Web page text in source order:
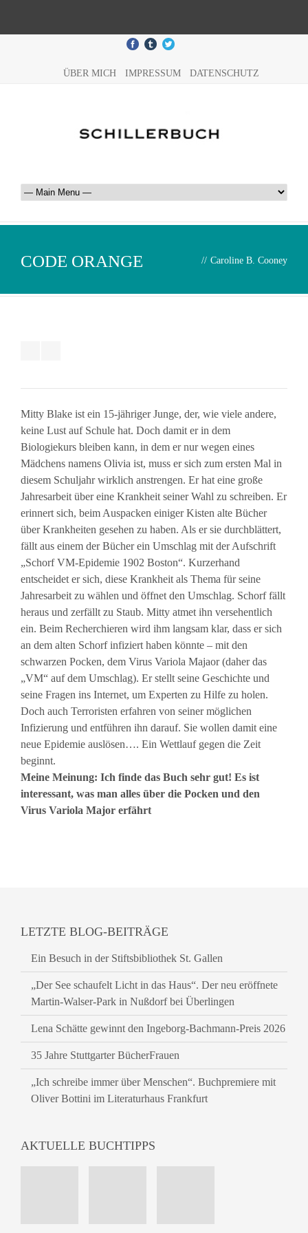
ÜBER MICH IMPRESSUM DATENSCHUTZ
CODE ORANGE // Caroline B. Cooney
Mitty Blake ist ein 15-jähriger Junge, der, wie viele andere,
keine Lust auf Schule hat. Doch damit er in dem
Biologiekurs bleiben kann, in dem er nur wegen eines
Mädchens namens Olivia ist, muss er sich zum ersten Mal in
diesem Schuljahr wirklich anstrengen. Er hat eine große
Jahresarbeit über eine Krankheit seiner Wahl zu schreiben. Er
erinnert sich, beim Auspacken einiger Kisten alte Bücher
über Krankheiten gesehen zu haben. Als er sie durchblättert,
fällt aus einem der Bücher ein Umschlag mit der Aufschrift
„Schorf VM-Epidemie 1902 Boston“. Kurzerhand
entscheidet er sich, diese Krankheit als Thema für seine
Jahresarbeit zu wählen und öffnet den Umschlag. Schorf fällt
heraus und zerfällt zu Staub. Mitty atmet ihn versehentlich
ein. Beim Recherchieren wird ihm langsam klar, dass er sich
an dem alten Schorf infiziert haben könnte – mit den
schwarzen Pocken, dem Virus Variola Majaor (daher das
„VM“ auf dem Umschlag). Er stellt seine Geschichte und
seine Fragen ins Internet, um Experten zu Hilfe zu holen.
Doch auch Terroristen erfahren von seiner möglichen
Infizierung und entführen ihn darauf. Sie wollen damit eine
neue Epidemie auslösen…. Ein Wettlauf gegen die Zeit
beginnt.
Meine Meinung: Ich finde das Buch sehr gut! Es ist
interessant, was man alles über die Pocken und den
Virus Variola Major erfährt
LETZTE BLOG-BEITRÄGE
Ein Besuch in der Stiftsbibliothek St. Gallen
„Der See schaufelt Licht in das Haus“. Der neu eröffnete
Martin-Walser-Park in Nußdorf bei Überlingen
Lena Schätte gewinnt den Ingeborg-Bachmann-Preis 2026
35 Jahre Stuttgarter BücherFrauen
„Ich schreibe immer über Menschen“. Buchpremiere mit
Oliver Bottini im Literaturhaus Frankfurt
AKTUELLE BUCHTIPPS